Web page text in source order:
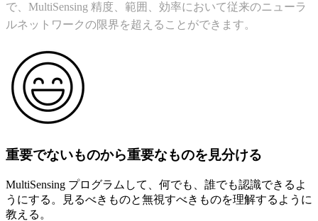
で、MultiSensing 精度、範囲、効率において従来のニューラ
ルネットワークの限界を超えることができます。
重要でないものから重要なものを見分ける
MultiSensing プログラムして、何でも、誰でも認識できるよ
うにする。見るべきものと無視すべきものを理解するように
教える。